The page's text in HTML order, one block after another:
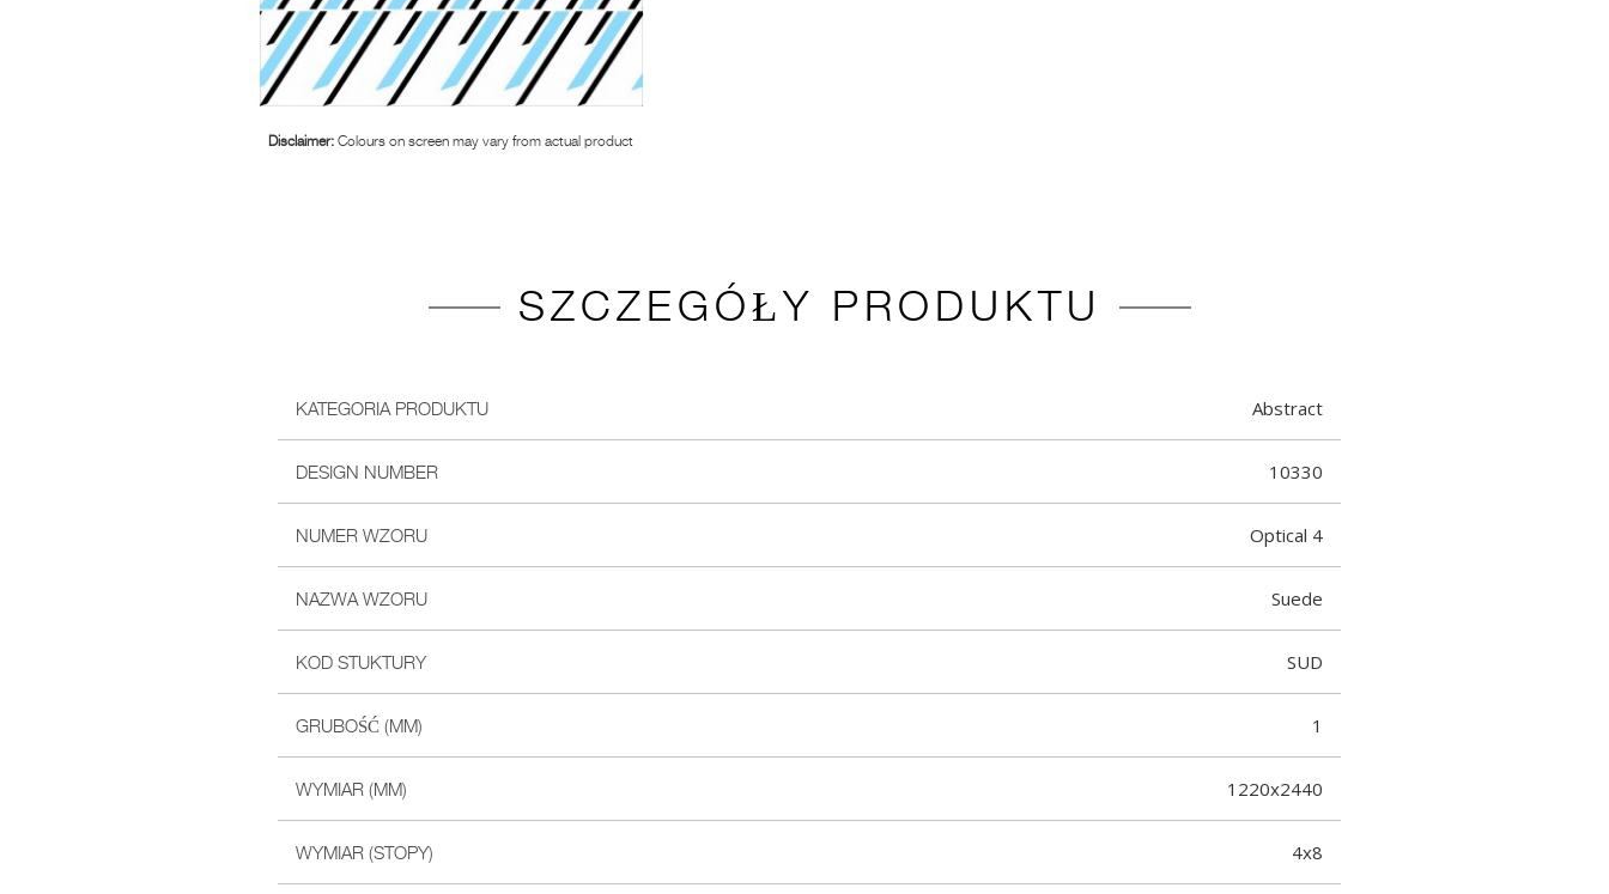
Disclaimer: Colours on screen may vary from actual product
SZCZEGÓŁY PRODUKTU
KATEGORIA PRODUKTU Abstract
DESIGN NUMBER 10330
NUMER WZORU Optical 4
NAZWA WZORU Suede
KOD STUKTURY SUD
GRUBOŚĆ (MM) 1
WYMIAR (MM) 1220x2440
WYMIAR (STOPY) 4x8